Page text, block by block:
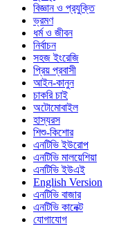
বিজ্ঞান ও প্রযুক্তি
ভ্রমণ
ধর্ম ও জীবন
নির্বাচন
সহজ ইংরেজি
প্রিয় প্রবাসী
আইন-কানুন
চাকরি চাই
অটোমোবাইল
হাস্যরস
শিশু-কিশোর
এনটিভি ইউরোপ
এনটিভি মালয়েশিয়া
এনটিভি ইউএই
English Version
এনটিভি বাজার
এনটিভি কানেক্ট
যোগাযোগ